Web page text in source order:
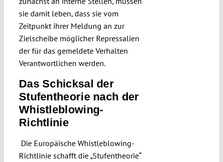
sie damit leben, dass sie vom
Zeitpunkt ihrer Meldung an zur
Zielscheibe möglicher Repressalien
der für das gemeldete Verhalten
Verantwortlichen werden.
Das Schicksal der
Stufentheorie nach der
Whistleblowing-
Richtlinie
Die Europäische Whistleblowing-
Richtlinie schafft die „Stufentheorie“